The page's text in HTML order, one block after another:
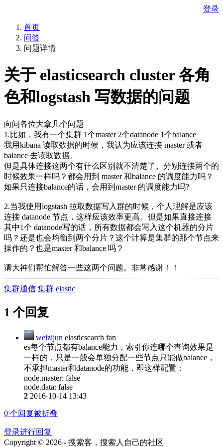
登录
首页
问答
问题详情
关于 elasticsearch cluster 各角
色和logstash 写数据的问题
向问各位大拿几个问题
1.比如，我有一个集群 1个master 2个datanode 1个balance
我用kibana 读取数据的时候，我认为应该连接 master 或者
balance 去读取数据。
但是具体连接这两个有什么区别就不清楚了。分别连接两个的
时候效果一样吗？都会用到 master 和balance 的调度能力吗？
如果只连接balance的话，会用到master 的调度能力吗?
2.当我使用logstash 拉取数据写入群的时候，个人理解是应该
连接 datanode 节点，这样应该效率更高。但是如果直接连接
其中1个 datanode写的话，所有数据都会写入这个机器的分片
吗？还是也会均衡到两个分片？这个计算是集群的那个节点来
操作的？也是master 和balance 吗？
请大神们帮忙解答一些这两个问题。非常感谢！！
集群通信 集群 elastic
1 个回复
weizijun elasticsearch fan
es每个节点都有balance能力，索引你连哪个查询效果是
一样的，只是一般会单独分配一些节点只能做balance，
不承担master和datanode的功能，即这样配置：
node.master: false
node.data: false
2 2016-10-14 13:43
0 个回复被折叠
登录进行回复
Copyright © 2026 - 搜索客，搜索人自己的社区